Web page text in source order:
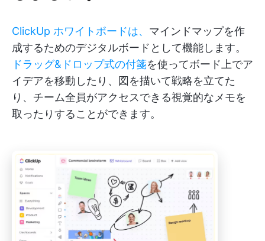
ClickUp ホワイトボードは、 マインドマップを作
成するためのデジタルボードとして機能します。
ドラッグ&ドロップ式の付箋を使ってボード上でア
イデアを移動したり、図を描いて戦略を立てた
り、チーム全員がアクセスできる視覚的なメモを
取ったりすることができます。